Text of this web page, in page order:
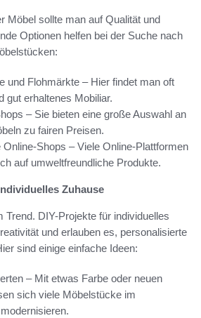
Möbel sollte man auf Qualität und
Optionen helfen bei der Suche nach
und Flohmärkte – Hier findet man oft
gut erhaltenes Mobiliar.
– Sie bieten eine große Auswahl an
zu fairen Preisen.
Shops – Viele Online-Plattformen
auf umweltfreundliche Produkte.
Zuhause
Trend. DIY-Projekte für individuelles
und erlauben es, personalisierte
sind einige einfache Ideen:
– Mit etwas Farbe oder neuen
sich viele Möbelstücke im